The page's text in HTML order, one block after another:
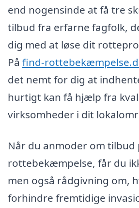
end nogensinde at få tre
tilbud fra erfarne fagfolk,
dig med at løse dit
På find-
det nemt for dig at
hurtigt kan få hjælp fra
virksomheder i dit
Når du anmoder om tilbud
rottebekæmpelse, får du
men også rådgivning om,
forhindre fremtidige